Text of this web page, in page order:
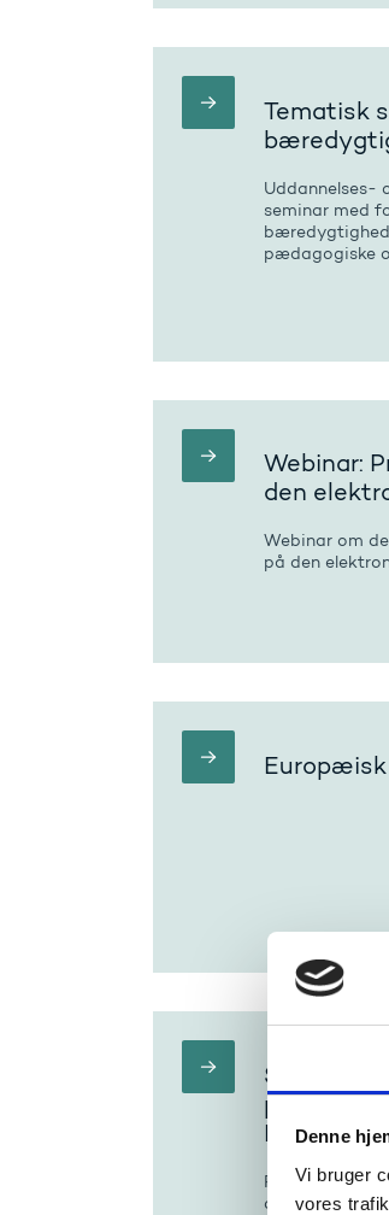
Denne
Vi bruger
vores
Tematisk
Uddannelses-
seminar med
pædagogiske
Webinar:
den
Webinar om
på den
Seminar i
Education
Få mulighed
og hvordan